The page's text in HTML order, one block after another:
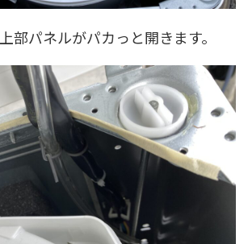
部パネルがパカっと開きます。